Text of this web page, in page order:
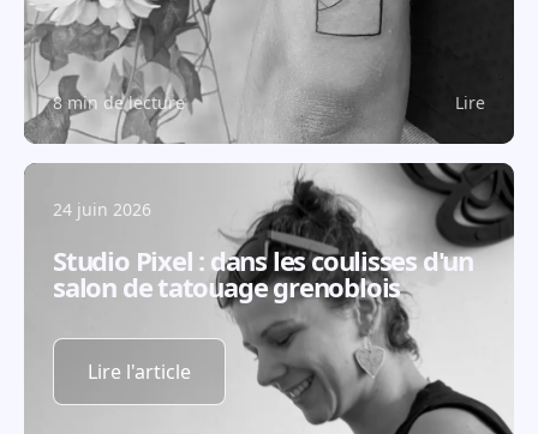
8 min de lecture Lire
24 juin 2026
Studio Pixel : dans les coulisses d'un
salon de tatouage grenoblois
Lire l'article